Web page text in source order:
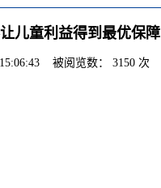
儿童利益得到最优保障
被阅览数： 3150 次